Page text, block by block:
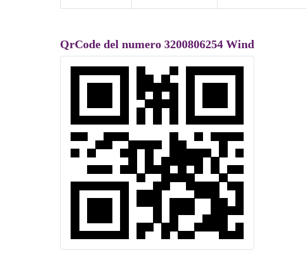
QrCode del numero 3200806254 Wind